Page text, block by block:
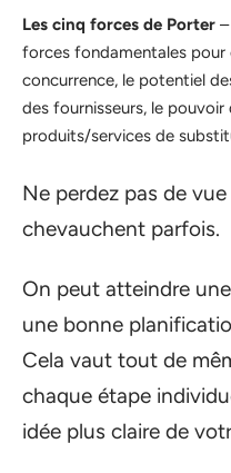
Les cinq forces de Porter
forces fondamentales pour
concurrence, le potentiel
des fournisseurs, le
produits/services de
Ne perdez pas de
chevauchent parfois.
On peut atteindre
une bonne
Cela vaut tout de
chaque étape
idée plus claire de